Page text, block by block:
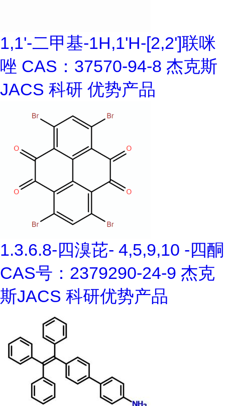
1,1'-二甲基-1H,1'H-[2,2']联咪
唑 CAS：37570-94-8 杰克斯
JACS 科研 优势产品
1.3.6.8-四溴芘- 4,5,9,10 -四酮
CAS号：2379290-24-9 杰克
斯JACS 科研优势产品